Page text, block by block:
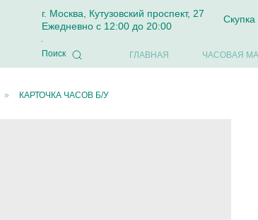
г. Москва, Кутузовский проспект, 27
Ежедневно с 12:00 до 20:00
ГЛАВНАЯ ЧАСОВАЯ
Поиск
» КАРТОЧКА ЧАСОВ Б/У